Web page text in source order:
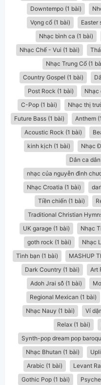
Downtempo (1 bài)
Vọng cổ (1 bài)
Easter
Nhạc bình ca (1 bài)
Nhạc Chế - Vui (1 bài)
Nhạc Trung Cổ (1
Country Gospel (1 bài)
Post Rock (1 bài)
Nhạc
C-Pop (1 bài)
Nhạc thị
Future Bass (1 bài)
Anthem
Acoustic Rock (1 bài)
kinh kịch (1 bài)
Nhạc
Dân ca
nhạc của nguyễn đình
Nhạc Croatia (1 bài)
Tiền chiến (1 bài)
Traditional Christian
UK garage (1 bài)
Nhạc
goth rock (1 bài)
Nhạc
Tình bạn (1 bài)
MASHUP
Dark Country (1 bài)
Art
Adoh Jrai sô̆ (1 bài)
Regional Mexican (1 bài)
Nhạc Nauy (1 bài)
Ví
Relax (1 bài)
Synth-pop dream pop
Nhạc Bhutan (1 bài)
Arabic (1 bài)
Levant
Gothic Pop (1 bài)